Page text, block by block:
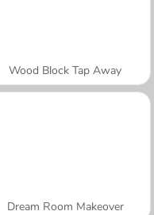
Wood Block Tap Away
Dream Room Makeover